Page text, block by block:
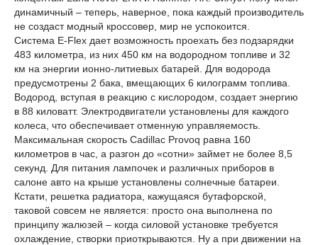
динамичный – теперь, наверное, пока каждый производитель
не создаст модный кроссовер, мир не успокоится.
Система E-Flex дает возможность проехать без подзарядки
483 километра, из них 450 км на водородном топливе и 32
км на энергии ионно-литиевых батарей. Для водорода
предусмотрены 2 бака, вмещающих 6 килограмм топлива.
Водород, вступая в реакцию с кислородом, создает энергию
в 88 киловатт. Электродвигатели установлены для каждого
колеса, что обеспечивает отменную управляемость.
Максимальная скорость Cadillac Provoq равна 160
километров в час, а разгон до «сотни» займет не более 8,5
секунд. Для питания лампочек и различных приборов в
салоне авто на крыше установлены солнечные батареи.
Кстати, решетка радиатора, кажущаяся бутафорской,
таковой совсем не является: просто она выполнена по
принципу жалюзей – когда силовой установке требуется
охлаждение, створки приоткрываются. Ну а при движении на